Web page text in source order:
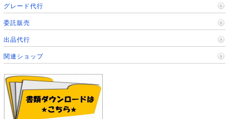
グレード代行
委託販売
出品代行
関連ショップ